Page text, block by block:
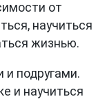
от
научиться
жизнью.
и подругами.
и научиться